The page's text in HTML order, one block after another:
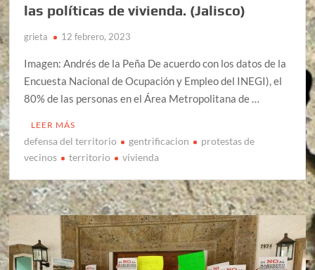
las políticas de vivienda. (Jalisco)
grieta 12 febrero, 2023
Imagen: Andrés de la Peña De acuerdo con los datos de la
Encuesta Nacional de Ocupación y Empleo del INEGI), el
80% de las personas en el Área Metropolitana de …
LEER MÁS
defensa del territorio gentrificacion
protestas de
vecinos
territorio vivienda